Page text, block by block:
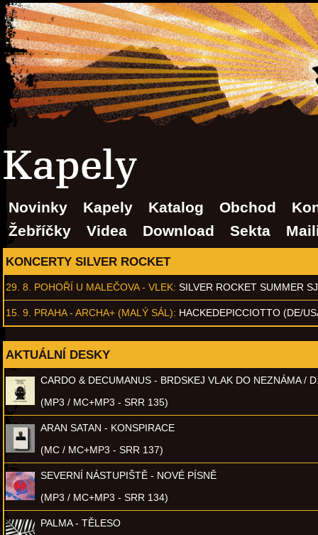
Kapely
Novinky Kapely Katalog Obchod
Žebříčky
Videa Download Sekta
KONCERTY SILVER ROCKET
29. 8. POHOŘÍ U MALEČOVA - VLEK: SILVER ROCKET SUMMER
15. 9. PRAHA - ARCHA+ (MALÝ SÁL): HACKEDEPICCIOTTO (DE/
AKTUÁLNÍ DESKY
CARDO & DECUMANUS - BRDSKEJ VLAK DO NEZNÁMA /
(MP3 / MC+MP3 - SRR 135)
ARAN SATAN - KONSPIRACE
(MC / MC+MP3 - SRR 137)
SEVERNÍ NÁSTUPIŠTĚ - NOVÉ PÍSNĚ
(MP3 / MC+MP3 - SRR 134)
PALMA - TĚLESO